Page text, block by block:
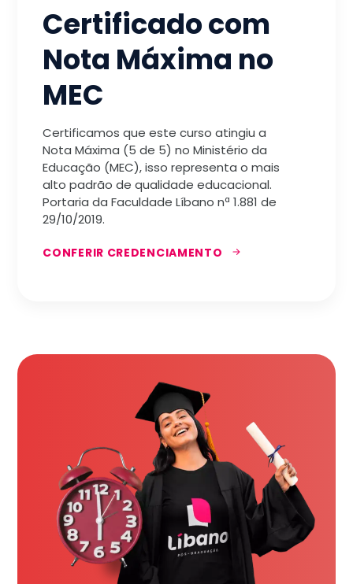
Certificado com
Nota Máxima no
MEC
Certificamos que este curso atingiu a
Nota Máxima (5 de 5) no Ministério da
Educação (MEC), isso representa o mais
alto padrão de qualidade educacional.
Portaria da Faculdade Líbano nª 1.881 de
29/10/2019.
CONFERIR CREDENCIAMENTO